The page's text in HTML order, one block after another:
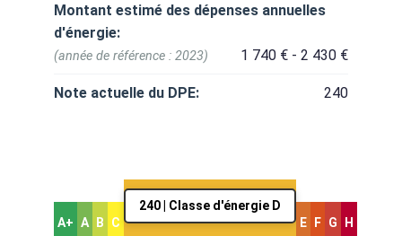
Montant estimé des dépenses annuelles
d'énergie:
1 740 € - 2 430 €
(année de référence : 2023)
Note actuelle du DPE: 240
A+ A B C
240 | Classe d'énergie D
E F G H